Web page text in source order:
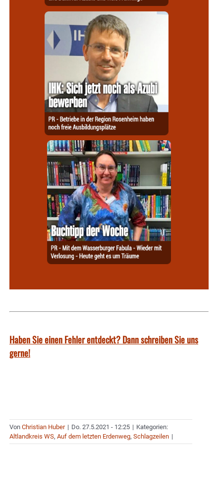
Haben Sie einen Fehler entdeckt? Dann schreiben Sie uns
gerne!
Von Christian Huber | Do. 27.5.2021 - 12:25 | Kategorien:
Altlandkreis WS, Auf dem letzten Erdenweg, Schlagzeilen |